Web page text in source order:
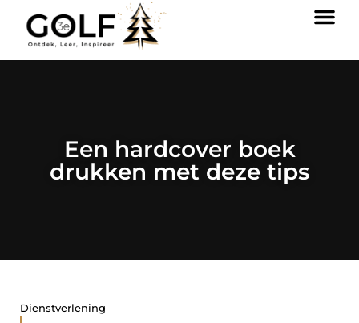
Een hardcover boek
drukken met deze tips
Dienstverlening